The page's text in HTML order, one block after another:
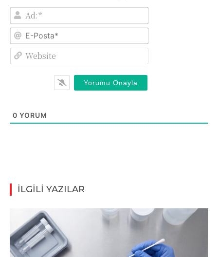
Ad:*
E-
0 YORUM
İLGİLİ YAZILAR